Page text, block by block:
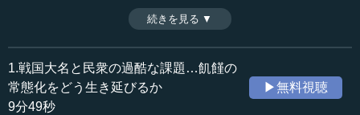
求めるようになったことである。これによって、家来によ
る不正徴収が防がれ、統一的な領国支配が確立していくの
だが、その中で生まれたのが「目安制」と呼ばれる制度で
ある。（全8話中第5話）
収録日：2019年3月20日
追加日：2019年10月13日
カテゴリー：
歴史・民族
続きを見る ▼
1.戦国大名と民衆の過酷な課題…飢饉の
常態化をどう生き延びるか
9分49秒
▶無料視聴